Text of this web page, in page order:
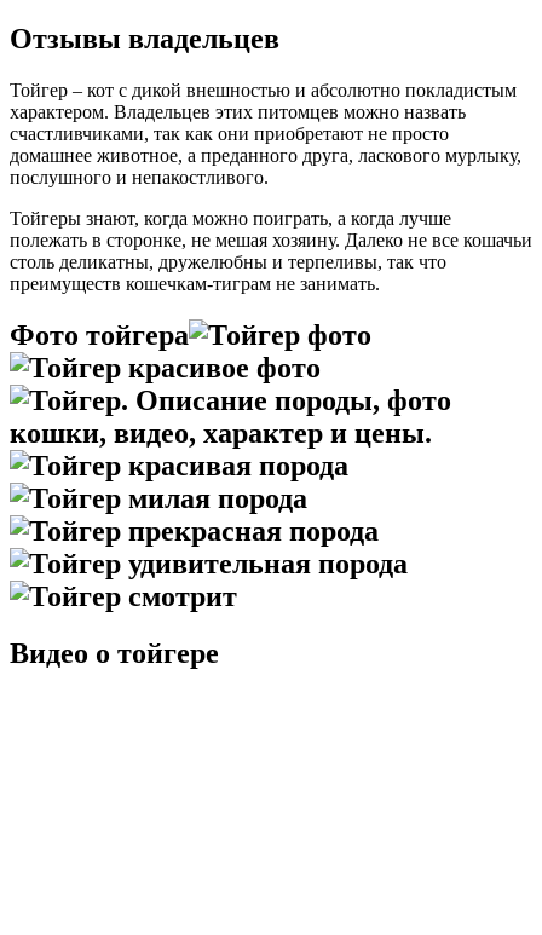
Отзывы владельцев
Тойгер – кот с дикой внешностью и абсолютно покладистым
характером. Владельцев этих питомцев можно назвать
счастливчиками, так как они приобретают не просто
домашнее животное, а преданного друга, ласкового мурлыку,
послушного и непакостливого.
Тойгеры знают, когда можно поиграть, а когда лучше
полежать в сторонке, не мешая хозяину. Далеко не все кошачьи
столь деликатны, дружелюбны и терпеливы, так что
преимуществ кошечкам-тиграм не занимать.
Фото тойгера
Видео о тойгере